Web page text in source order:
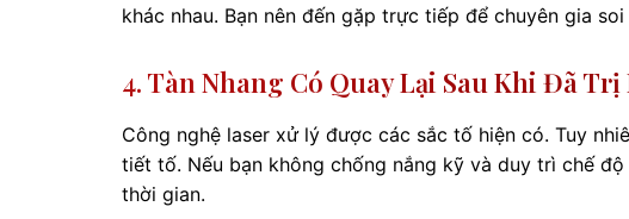
khác nhau. Bạn nên đến gặp trực tiếp để chuyên gia
4. Tàn Nhang Có Quay Lại Sau Khi Đã
Công nghệ laser xử lý được các sắc tố hiện có. Tuy
tiết tố. Nếu bạn không chống nắng kỹ và duy trì chế
thời gian.